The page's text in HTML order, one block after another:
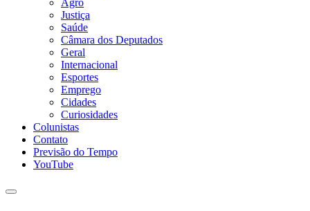
Agro
Justiça
Saúde
Câmara dos Deputados
Geral
Internacional
Esportes
Emprego
Cidades
Curiosidades
Colunistas
Contato
Previsão do Tempo
YouTube